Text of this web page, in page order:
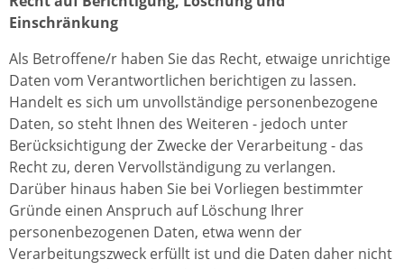
Einschränkung
Als Betroffene/r haben Sie das Recht, etwaige unrichtige
Daten vom Verantwortlichen berichtigen zu lassen.
Handelt es sich um unvollständige personenbezogene
Daten, so steht Ihnen des Weiteren - jedoch unter
Berücksichtigung der Zwecke der Verarbeitung - das
Recht zu, deren Vervollständigung zu verlangen.
Darüber hinaus haben Sie bei Vorliegen bestimmter
Gründe einen Anspruch auf Löschung Ihrer
personenbezogenen Daten, etwa wenn der
Verarbeitungszweck erfüllt ist und die Daten daher nicht